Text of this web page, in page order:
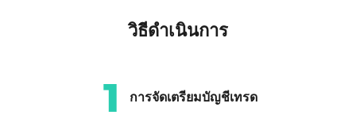
วิธีดำเนินการ
การจัดเตรียมบัญชีเทรด